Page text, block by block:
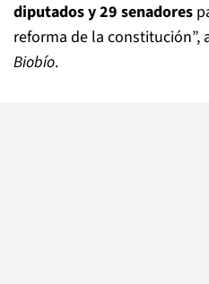
diputados y 29 senadores
reforma de la constitución”,
Biobío.